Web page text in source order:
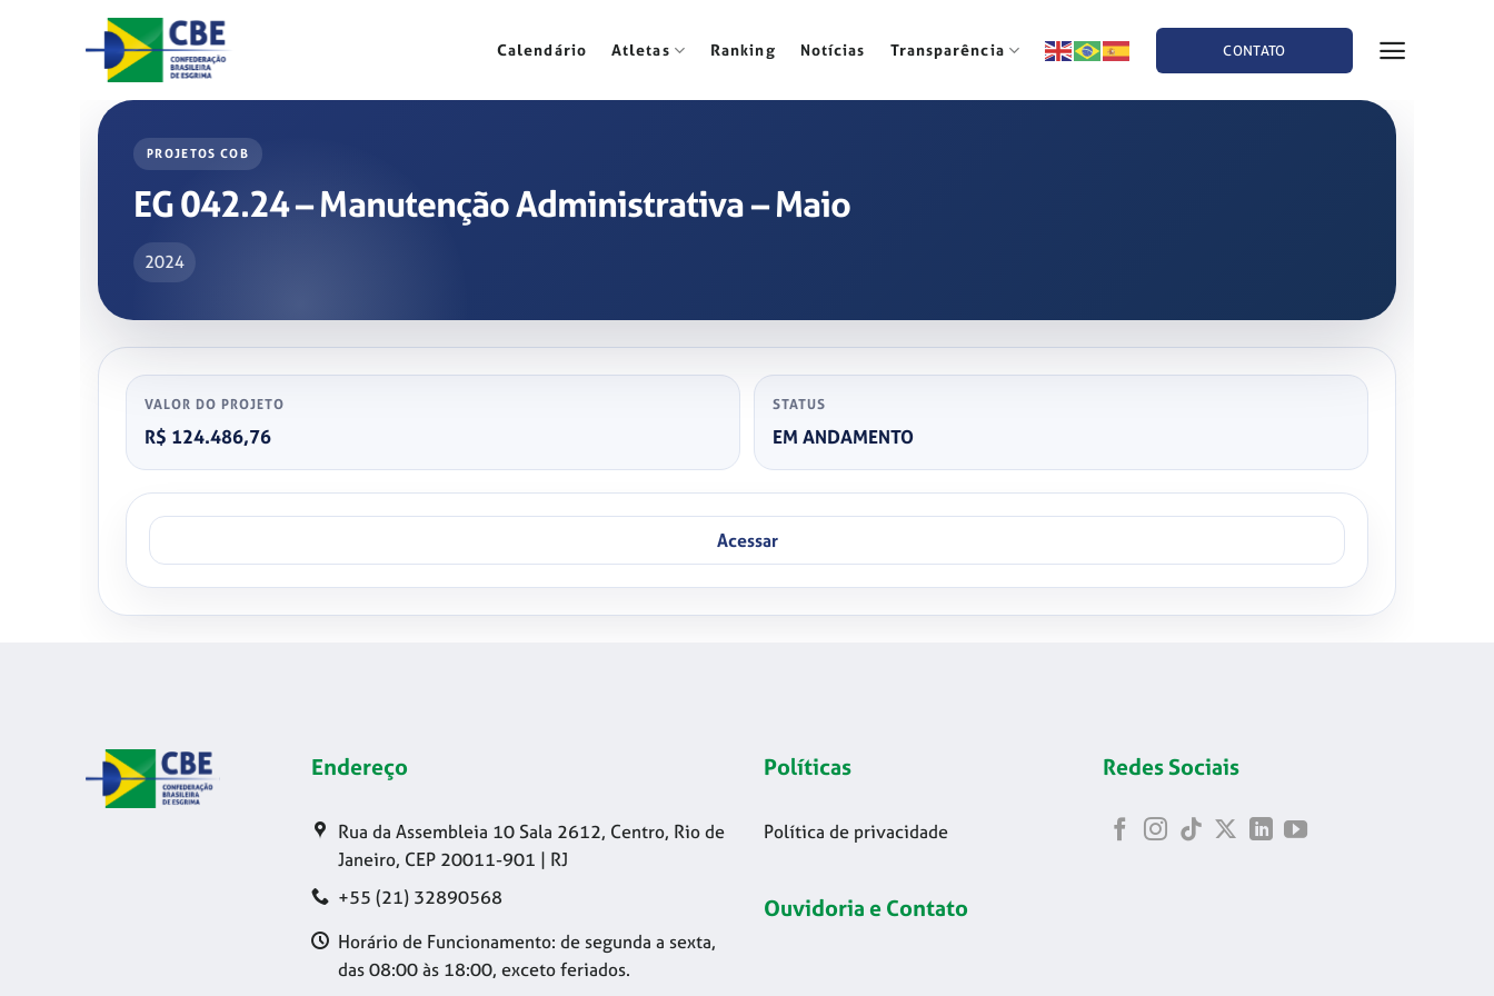
Calendário Atletas Ranking Notícias Transparência CONTATO
PROJETOS COB
EG 042.24 – Manutenção Administrativa – Maio
2024
VALOR DO PROJETO
R$ 124.486,76
STATUS
EM ANDAMENTO
Acessar
Endereço
Rua da Assembleia 10 Sala 2612, Centro, Rio de
Janeiro, CEP 20011-901 | RJ
+55 (21) 32890568
Horário de Funcionamento: de segunda a sexta,
das 08:00 às 18:00, exceto feriados.
Políticas
Política de privacidade
Ouvidoria e Contato
Redes Sociais